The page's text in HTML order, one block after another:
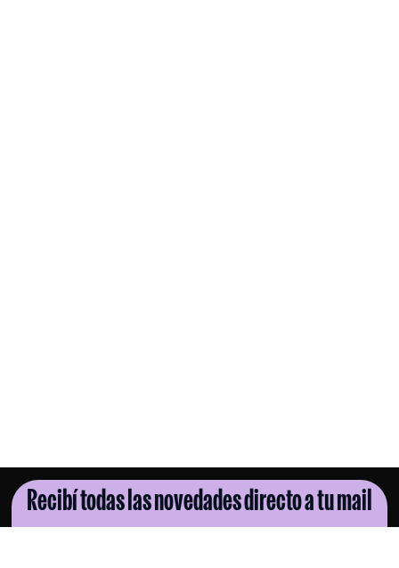
Recibí todas las novedades directo a tu mail